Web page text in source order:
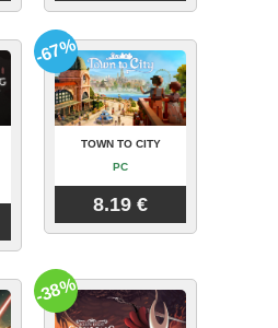
TOWN TO CITY
PC
8.19 €
-67%
-38%